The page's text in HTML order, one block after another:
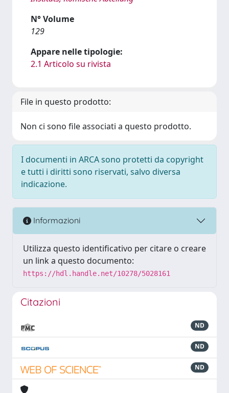
N° Volume
129
Appare nelle tipologie:
2.1 Articolo su rivista
File in questo prodotto:
Non ci sono file associati a questo prodotto.
I documenti in ARCA sono protetti da copyright
e tutti i diritti sono riservati, salvo diversa
indicazione.
Informazioni
Utilizza questo identificativo per citare o creare
un link a questo documento:
https://hdl.handle.net/10278/5028161
Citazioni
ND
ND
ND